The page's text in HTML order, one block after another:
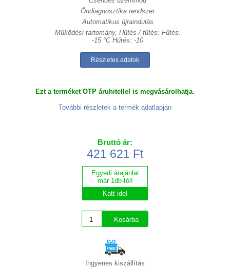
Öndiagnosztika rendszer
Automatikus újraindulás
Működési tartomány, Hűtés / fűtés: Fűtés:
-15 °C Hűtés: -10
Részletes adatok
Ezt a terméket OTP áruhitellel is megvásárolhatja.
További részletek a termék adatlapján
Bruttó ár:
421 621 Ft
Egyedi árajánlat
már 1db-tól!
Katt ide!
Ingyenes kiszállítás